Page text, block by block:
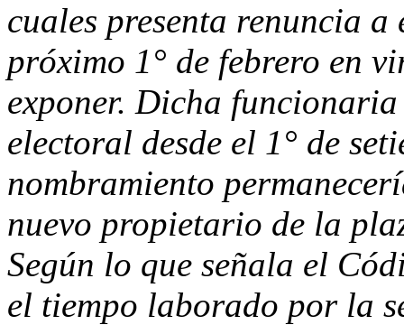
cuales presenta renuncia
próximo 1° de febrero en
exponer. Dicha
electoral desde el 1° de
nombramiento
nuevo propietario de la
Según lo que señala el
el tiempo laborado por la